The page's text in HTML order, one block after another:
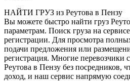
НАЙТИ ГРУЗ из Реутова в Пензу
Вы можете быстро найти груз
параметрам. Поиск груза на
регистрации. Для просмотра
подачи предложения или
регистрация. Многие перевозчики
Реутова в Пензу без посредников,
доход, и наш сервис напрямую